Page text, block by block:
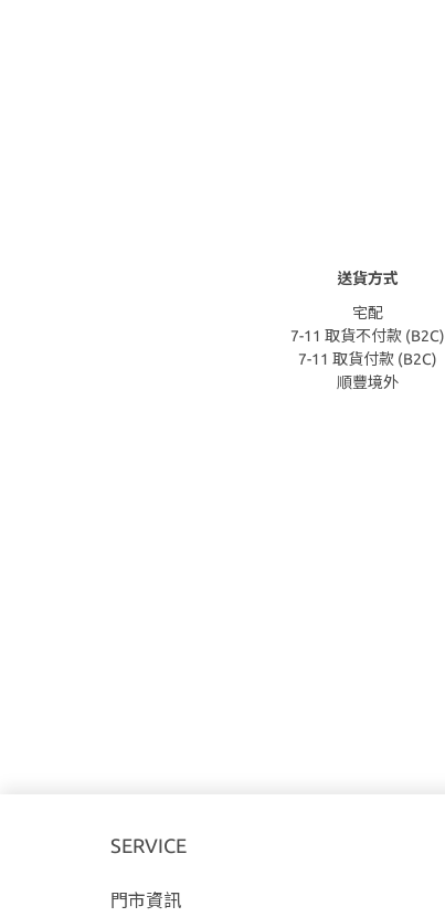
送貨方式
宅配
7-11 取貨不付款 (B2C)
7-11 取貨付款 (B2C)
順豐境外
SERVICE
門市資訊